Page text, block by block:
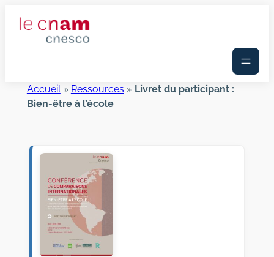
Accueil» Ressources» Livret du participant :
Bien-être à l’école